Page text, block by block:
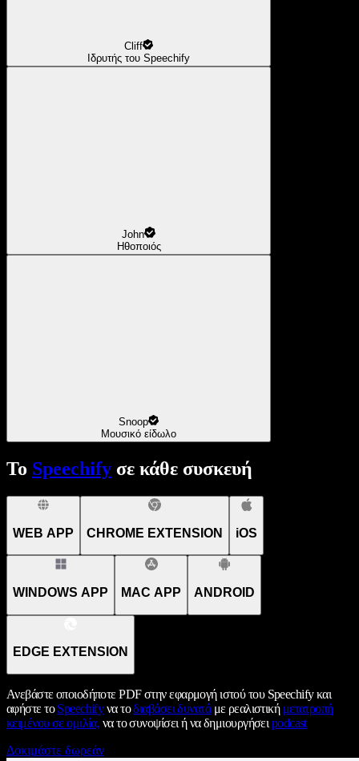
Cliff
Ιδρυτής του Speechify
John
Ηθοποιός
Snoop
Μουσικό είδωλο
Το Speechify σε κάθε συσκευή
WEB APP CHROME EXTENSION iOS
WINDOWS APP MAC APP ANDROID
EDGE EXTENSION
Ανεβάστε οποιοδήποτε PDF στην εφαρμογή ιστού του Speechify και
αφήστε τοSpeechifyνα τοδιαβάσει δυνατάμε ρεαλιστική μετατροπή
κειμένου σε ομιλία, να το συνοψίσει ή να δημιουργήσει podcast
Δοκιμάστε δωρεάν